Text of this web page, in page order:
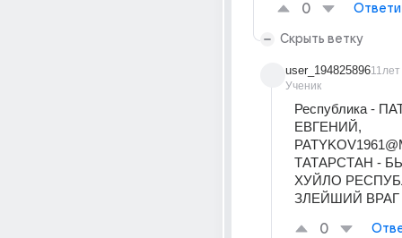
0
Скрыть ветку
user_194825896
Ученик
11лет
Республика -
ЕВГЕНИЙ,
ТАТАРСТАН -
ХУЙЛО
ЗЛЕЙШИЙ
0